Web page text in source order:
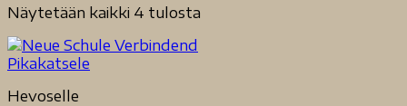
Näytetään kaikki 4 tulosta
Pikakatsele
Hevoselle